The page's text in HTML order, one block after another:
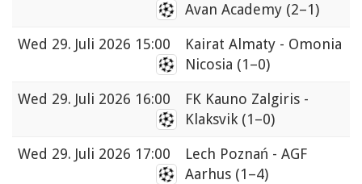
Avan Academy (2–1)
Wed 29. Juli 2026 15:00
Kairat Almaty - Omonia
Nicosia (1–0)
Wed 29. Juli 2026 16:00
FK Kauno Zalgiris -
Klaksvik (1–0)
Wed 29. Juli 2026 17:00
Lech Poznań - AGF
Aarhus (1–4)